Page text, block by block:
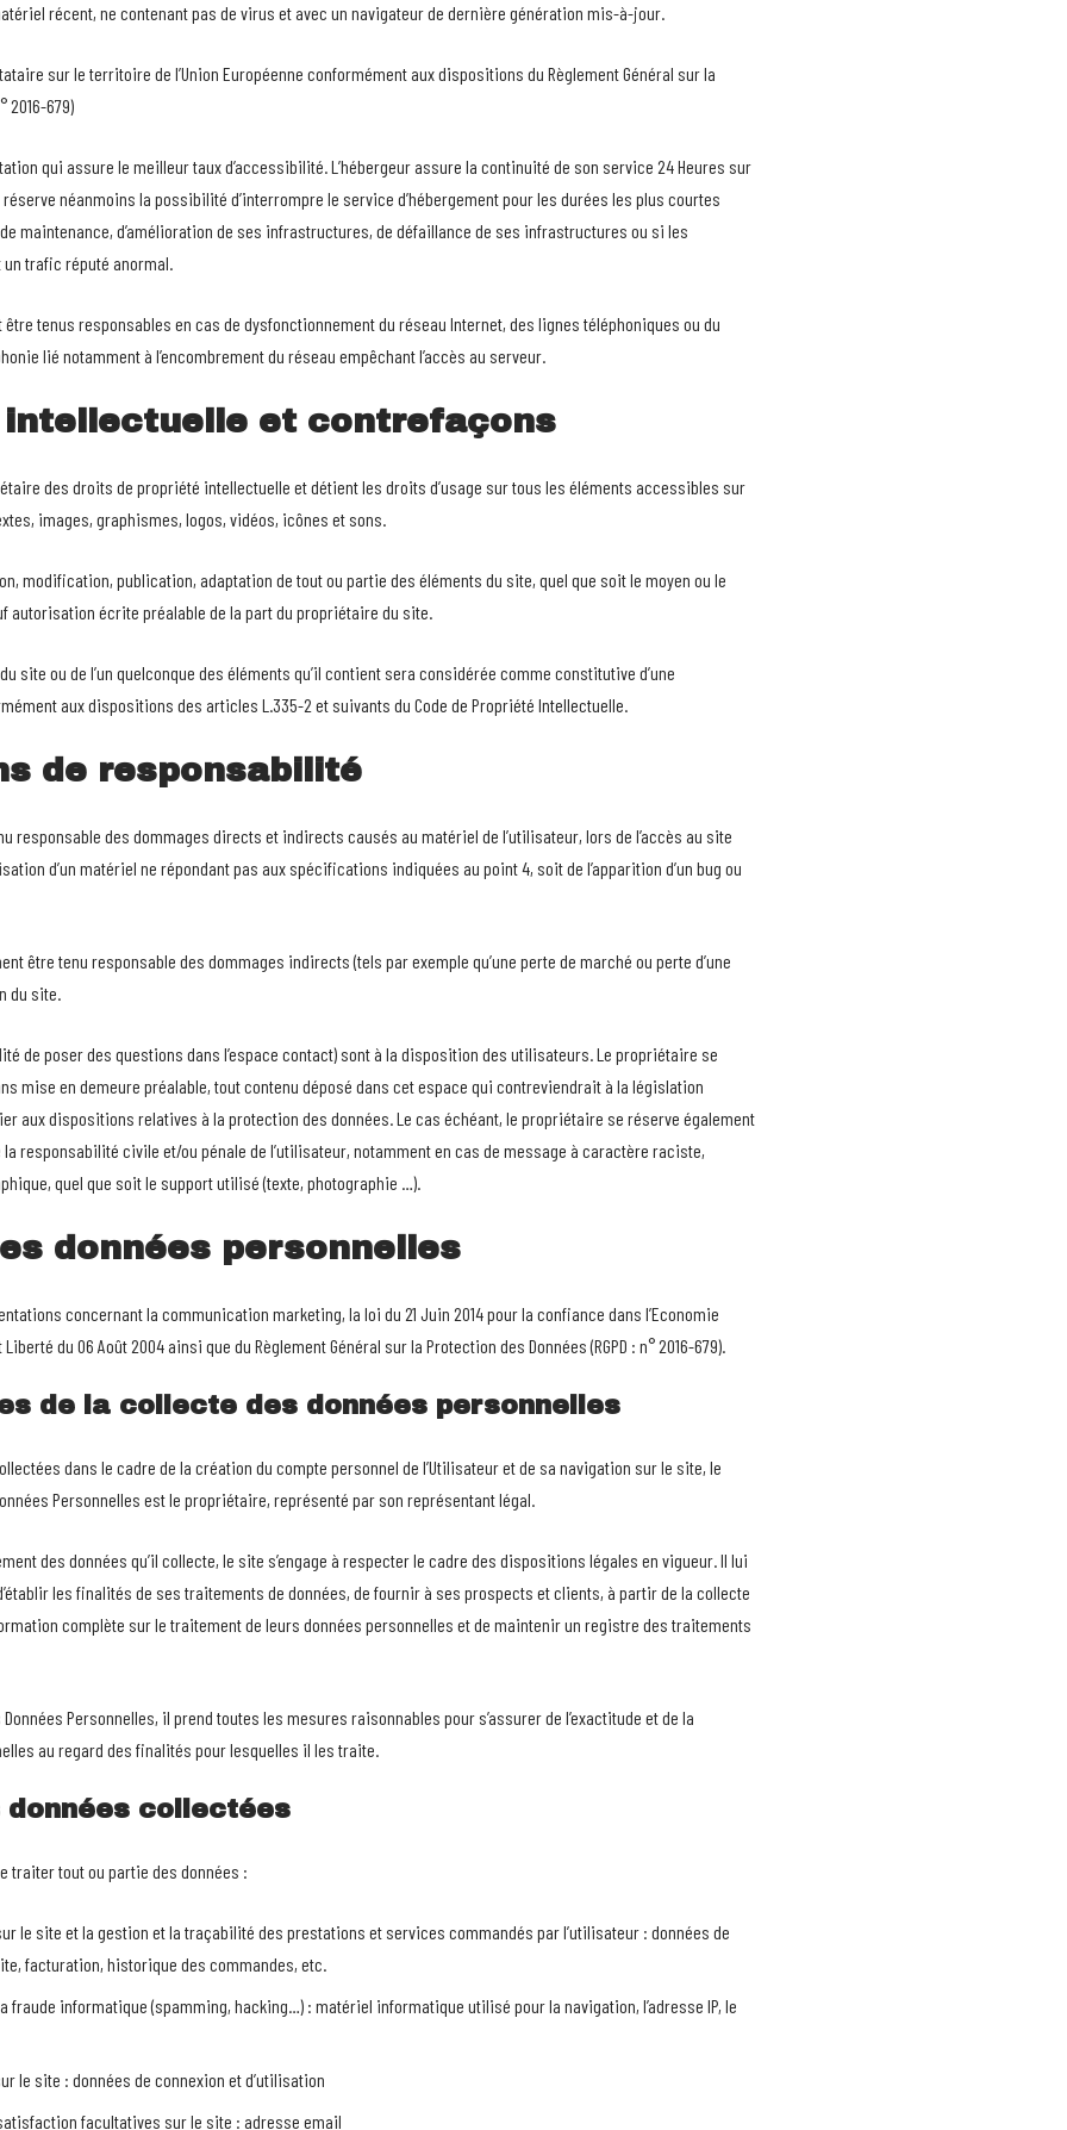
récent, ne contenant pas de virus et avec un navigateur de dernière génération mis-à-jour.
sur le territoire de l’Union Européenne conformément aux dispositions du Règlement Général sur la
2016-679)
qui assure le meilleur taux d’accessibilité. L’hébergeur assure la continuité de son service 24 Heures sur
réserve néanmoins la possibilité d’interrompre le service d’hébergement pour les durées les plus courtes
maintenance, d’amélioration de ses infrastructures, de défaillance de ses infrastructures ou si les
trafic réputé anormal.
être tenus responsables en cas de dysfonctionnement du réseau Internet, des lignes téléphoniques ou du
lié notamment à l’encombrement du réseau empêchant l’accès au serveur.
intellectuelle et contrefaçons
des droits de propriété intellectuelle et détient les droits d’usage sur tous les éléments accessibles sur
images, graphismes, logos, vidéos, icônes et sons.
modification, publication, adaptation de tout ou partie des éléments du site, quel que soit le moyen ou le
autorisation écrite préalable de la part du propriétaire du site.
site ou de l’un quelconque des éléments qu’il contient sera considérée comme constitutive d’une
aux dispositions des articles L.335-2 et suivants du Code de Propriété Intellectuelle.
de responsabilité
responsable des dommages directs et indirects causés au matériel de l’utilisateur, lors de l’accès au site
d’un matériel ne répondant pas aux spécifications indiquées au point 4, soit de l’apparition d’un bug ou
être tenu responsable des dommages indirects (tels par exemple qu’une perte de marché ou perte d’une
du site.
de poser des questions dans l’espace contact) sont à la disposition des utilisateurs. Le propriétaire se
mise en demeure préalable, tout contenu déposé dans cet espace qui contreviendrait à la législation
aux dispositions relatives à la protection des données. Le cas échéant, le propriétaire se réserve également
responsabilité civile et/ou pénale de l’utilisateur, notamment en cas de message à caractère raciste,
quel que soit le support utilisé (texte, photographie …).
données personnelles
concernant la communication marketing, la loi du 21 Juin 2014 pour la confiance dans l’Economie
du 06 Août 2004 ainsi que du Règlement Général sur la Protection des Données (RGPD : n° 2016-679).
de la collecte des données personnelles
dans le cadre de la création du compte personnel de l’Utilisateur et de sa navigation sur le site, le
Personnelles est le propriétaire, représenté par son représentant légal.
des données qu’il collecte, le site s’engage à respecter le cadre des dispositions légales en vigueur. Il lui
les finalités de ses traitements de données, de fournir à ses prospects et clients, à partir de la collecte
complète sur le traitement de leurs données personnelles et de maintenir un registre des traitements
Personnelles, il prend toutes les mesures raisonnables pour s’assurer de l’exactitude et de la
au regard des finalités pour lesquelles il les traite.
données collectées
traiter tout ou partie des données :
le site et la gestion et la traçabilité des prestations et services commandés par l’utilisateur : données de
facturation, historique des commandes, etc.
fraude informatique (spamming, hacking…) : matériel informatique utilisé pour la navigation, l’adresse IP, le
le site : données de connexion et d’utilisation
facultatives sur le site : adresse email